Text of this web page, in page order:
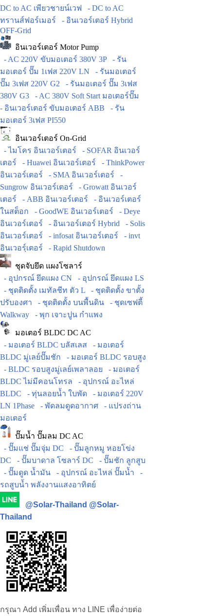
DC to AC เพียวชายน์เวฟ
- DC to AC
ทรานส์ฟอร์เมอร์
- อินเวอร์เตอร์ Hybrid
OFF-Grid
อินเวอร์เตอร์ Motor Pump
- AC 220V ขับมอเตอร์ 380V 3P
- รัน
มอเตอร์ ปั๊ม 1เฟส 220V LN
- รันมอเตอร์
ปั๊ม 3เฟส 220V G2
- รันมอเตอร์ ปั๊ม 3เฟส
380V G3
- AC 380V Soft Start มอเตอร์ปั๊ม
- อินเวอร์เตอร์ ขับมอเตอร์ ABB
- รัน
มอเตอร์ 3เฟส PI550
อินเวอร์เตอร์ On-Grid
- ไมโคร อินเวอร์เตอร์
- SOFAR อินเวอร์
เตอร์
- Huawei อินเวอร์เตอร์
- ThinkPower
อินเวอร์เตอร์
- SMA อินเวอร์เตอร์
-
Sungrow อินเวอร์เตอร์
- Growatt อินเวอร์
เตอร์
- ABB อินเวอร์เตอร์
- อินเวอร์เตอร์
ในสต็อก
- GoodWE อินเวอร์เตอร์
- Deye
อินเวอร์เตอร์
- อินเวอร์เตอร์ Hybrid
- Solis
อินเวอร์เตอร์
- infosat อินเวอร์เตอร์
- invt
อินเวอร์ฺเตอร์
- Rapid Shutdown
ชุดจับยึด แผงโซลาร์
- อุปกรณ์ ยึดแผง CN
- อุปกรณ์ ยึดแผง LS
- ชุดติดตั้ง เมทัลชีท ตัว L
- ชุดติดตั้ง ขาตั้ง
ปรับองศา
- ชุดติดตั้ง บนพื้นดิน
- ชุดเซฟตี้
Walkway
- พุก เจาะปูน กำแพง
มอเตอร์ BLDC DC AC
- มอเตอร์ BLDC บลัสเลส
- มอเตอร์
BLDC มู่เลย์ปั๊มชัก
- มอเตอร์ BLDC รอบสูง
- BLDC รอบสูงมู่เลย์เพลาลอย
- มอเตอร์
BLDC ไม่มีคอนโทรล
- อุปกรณ์ อะไหล่
BLDC
- ทุ่นลอยน้ำ ใบพัด
- มอเตอร์ 220V
LN 1Phase
- พัดลมดูดอากาศ
- แปรงถ่าน
มอเตอร์
ปั๊มน้ำ ปั๊มลม DC AC
- ปั๊มแช่ ปั๊มจุ่ม DC
- ปั๊มลูกหมู หอยโข่ง
DC
- ปั๊มบาดาล โซลาร์ DC
- ปั๊มชัก ลูกสูบ
- ปั๊มดูด น้ำมัน
- อุปกรณ์ อะไหล่ ปั๊มน้ำ
-
รถสูบน้ำ พลังงานแสงอาทิตย์
@Solar-Thailand @Solar-
Thailand
กรุณา Add เพิ่มเพื่อน ทาง LINE เพื่อง่ายต่อ